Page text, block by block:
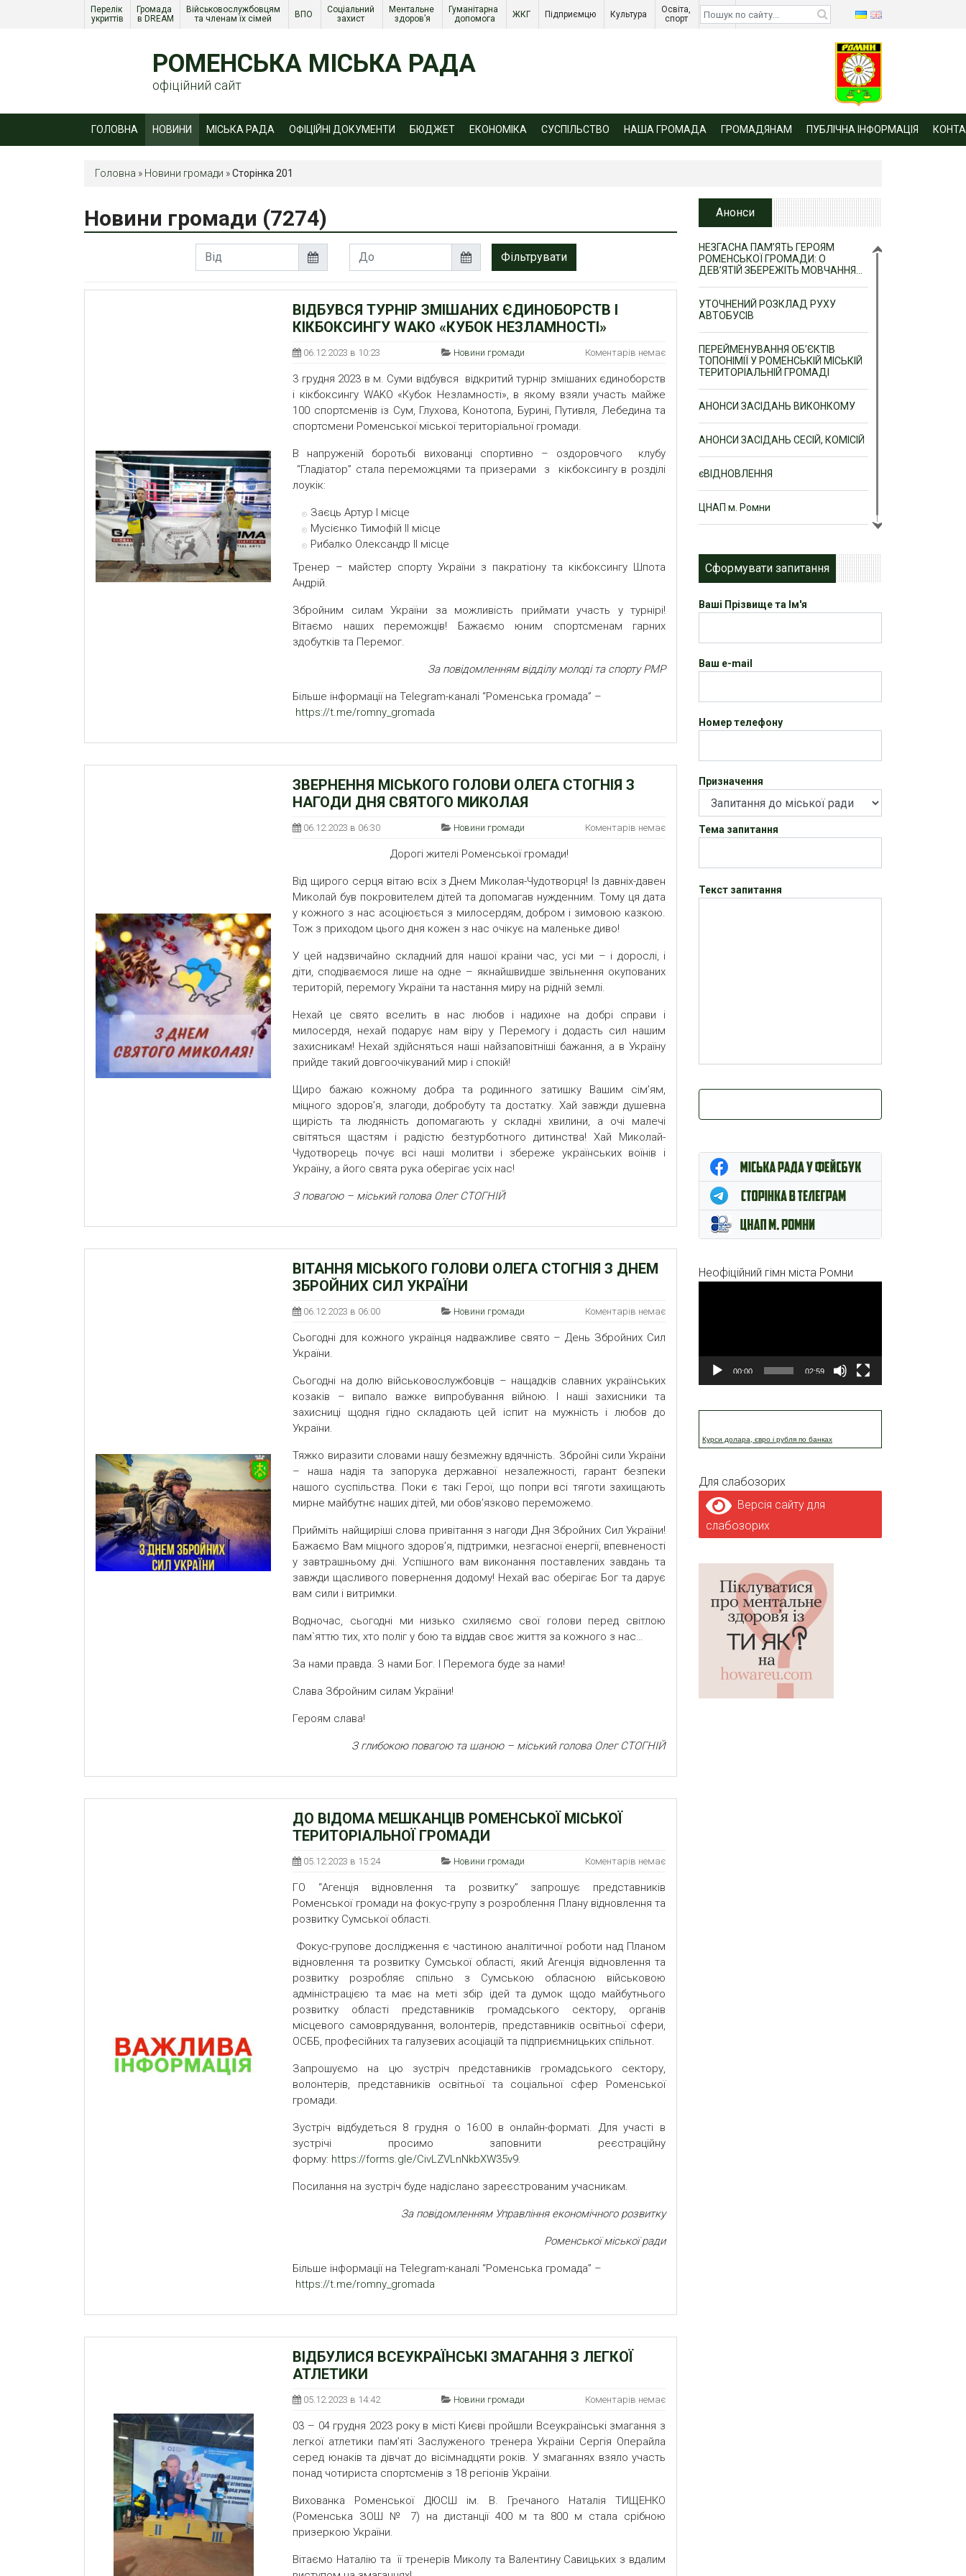
Перелік
укриттів
Громада
в DREAM
Військовослужбовцям
та членам їх сімей
ВПО
Соціальний
захист
Ментальне
здоров’я
Гуманітарна
допомога
ЖКГ Підприємцю Культура
Освіта,
спорт
Діти
війни
РОМЕНСЬКА МІСЬКА РАДА
офіційний сайт
ГОЛОВНА НОВИНИ МІСЬКА РАДА ОФІЦІЙНІ ДОКУМЕНТИ БЮДЖЕТ ЕКОНОМІКА СУСПІЛЬСТВО НАША ГРОМАДА ГРОМАДЯНАМ ПУБЛІЧНА ІНФОРМАЦІЯ
Головна » Новини громади »Сторінка 201
Новини громади (7274)
ВІДБУВСЯ ТУРНІР ЗМІШАНИХ ЄДИНОБОРСТВ І
КІКБОКСИНГУ WAKO «КУБОК НЕЗЛАМНОСТІ»
06.12.2023 в 10:23 Новини громади Коментарів немає
3 грудня 2023 в м. Суми відбувся відкритий турнір змішаних єдиноборств
і кікбоксингу WAKO «Кубок Незламності», в якому взяли участь майже
100 спортсменів із Сум, Глухова, Конотопа, Бурині, Путивля, Лебедина та
спортсмени Роменської міської територіальної громади.
В напруженій боротьбі вихованці спортивно – оздоровчого клубу
“Гладіатор” стала переможцями та призерами з кікбоксингу в розділі
лоукік:
Заєць Артур І місце
Мусієнко Тимофій ІІ місце
Рибалко Олександр ІІ місце
Тренер – майстер спорту України з пакратіону та кікбоксингу Шпота
Андрій.
Збройним силам України за можливість приймати участь у турнірі!
Вітаємо наших переможців! Бажаємо юним спортсменам гарних
здобутків та Перемог.
За повідомленням відділу молоді та спорту РМР
Більше інформації на Telegram-каналі “Роменська громада” –
https://t.me/romny_gromada
ЗВЕРНЕННЯ МІСЬКОГО ГОЛОВИ ОЛЕГА СТОГНІЯ З
НАГОДИ ДНЯ СВЯТОГО МИКОЛАЯ
06.12.2023 в 06:30 Новини громади Коментарів немає
Дорогі жителі Роменської громади!
Від щирого серця вітаю всіх з Днем Миколая-Чудотворця! Із давніх-давен
Миколай був покровителем дітей та допомагав нужденним. Тому ця дата
у кожного з нас асоціюється з милосердям, добром і зимовою казкою.
Тож з приходом цього дня кожен з нас очікує на маленьке диво!
У цей надзвичайно складний для нашої країни час, усі ми – і дорослі, і
діти, сподіваємося лише на одне – якнайшвидше звільнення окупованих
територій, перемогу України та настання миру на рідній землі.
Нехай це свято вселить в нас любов і надихне на добрі справи і
милосердя, нехай подарує нам віру у Перемогу і додасть сил нашим
захисникам! Нехай здійсняться наші найзаповітніші бажання, а в Україну
прийде такий довгоочікуваний мир і спокій!
Щиро бажаю кожному добра та родинного затишку Вашим сім’ям,
міцного здоров’я, злагоди, добробуту та достатку. Хай завжди душевна
щирість та людяність допомагають у складні хвилини, а очі малечі
світяться щастям і радістю безтурботного дитинства! Хай Миколай-
Чудотворець почує всі наші молитви і збереже українських воїнів і
Україну, а його свята рука оберігає усіх нас!
З повагою – міський голова Олег СТОГНІЙ
ВІТАННЯ МІСЬКОГО ГОЛОВИ ОЛЕГА СТОГНІЯ З ДНЕМ
ЗБРОЙНИХ СИЛ УКРАЇНИ
06.12.2023 в 06:00 Новини громади Коментарів немає
Сьогодні для кожного українця надважливе свято – День Збройних Сил
України.
Сьогодні на долю військовослужбовців – нащадків славних українських
козаків – випало важке випробування війною. І наші захисники та
захисниці щодня гідно складають цей іспит на мужність і любов до
України.
Тяжко виразити словами нашу безмежну вдячність. Збройні сили України
– наша надія та запорука державної незалежності, гарант безпеки
нашого суспільства. Поки є такі Герої, що попри всі тяготи захищають
мирне майбутнє наших дітей, ми обов’язково переможемо.
Прийміть найщиріші слова привітання з нагоди Дня Збройних Сил України!
Бажаємо Вам міцного здоров’я, підтримки, незгасної енергії, впевненості
у завтрашньому дні. Успішного вам виконання поставлених завдань та
завжди щасливого повернення додому! Нехай вас оберігає Бог та дарує
вам сили і витримки.
Водночас, сьогодні ми низько схиляємо свої голови перед світлою
пам`яттю тих, хто поліг у бою та віддав своє життя за кожного з нас…
За нами правда. З нами Бог. І Перемога буде за нами!
Слава Збройним силам України!
Героям слава!
З глибокою повагою та шаною – міський голова Олег СТОГНІЙ
ДО ВІДОМА МЕШКАНЦІВ РОМЕНСЬКОЇ МІСЬКОЇ
ТЕРИТОРІАЛЬНОЇ ГРОМАДИ
05.12.2023 в 15:24 Новини громади Коментарів немає
ГО “Агенція відновлення та розвитку” запрошує представників
Роменської громади на фокус-групу з розроблення Плану відновлення та
розвитку Сумської області.
Фокус-групове дослідження є частиною аналітичної роботи над Планом
відновлення та розвитку Сумської області, який Агенція відновлення та
розвитку розробляє спільно з Сумською обласною військовою
адміністрацією та має на меті збір ідей та думок щодо майбутнього
розвитку області представників громадського сектору, органів
місцевого самоврядування, волонтерів, представників освітньої сфери,
ОСББ, професійних та галузевих асоціацій та підприємницьких спільнот.
Запрошуємо на цю зустріч представників громадського сектору,
волонтерів, представників освітньої та соціальної сфер Роменської
громади.
Зустріч відбудеться 8 грудня о 16:00 в онлайн-форматі. Для участі в
зустрічі просимо заповнити реєстраційну
форму: https://forms.gle/CivLZVLnNkbXW35v9.
Посилання на зустріч буде надіслано зареєстрованим учасникам.
За повідомленням Управління економічного розвитку
Роменської міської ради
Більше інформації на Telegram-каналі “Роменська громада” –
https://t.me/romny_gromada
ВІДБУЛИСЯ ВСЕУКРАЇНСЬКІ ЗМАГАННЯ З ЛЕГКОЇ
АТЛЕТИКИ
05.12.2023 в 14:42 Новини громади Коментарів немає
03 – 04 грудня 2023 року в місті Києві пройшли Всеукраїнські змагання з
легкої атлетики пам’яті Заслуженого тренера України Сергія Операйла
серед юнаків та дівчат до вісімнадцяти років. У змаганнях взяло участь
понад чотириста спортсменів з 18 регіонів України.
Вихованка Роменської ДЮСШ ім. В. Гречаного Наталія ТИЩЕНКО
(Роменська ЗОШ № 7) на дистанції 400 м та 800 м стала срібною
призеркою України.
Вітаємо Наталію та її тренерів Миколу та Валентину Савицьких з вдалим
Анонси
НЕЗГАСНА ПАМ’ЯТЬ ГЕРОЯМ
РОМЕНСЬКОЇ ГРОМАДИ: О
ДЕВ’ЯТІЙ ЗБЕРЕЖІТЬ МОВЧАННЯ…
УТОЧНЕНИЙ РОЗКЛАД РУХУ
АВТОБУСІВ
ПЕРЕЙМЕНУВАННЯ ОБ’ЄКТІВ
ТОПОНІМІЇ У РОМЕНСЬКІЙ МІСЬКІЙ
ТЕРИТОРІАЛЬНІЙ ГРОМАДІ
АНОНСИ ЗАСІДАНЬ ВИКОНКОМУ
АНОНСИ ЗАСІДАНЬ СЕСІЙ, КОМІСІЙ
єВІДНОВЛЕННЯ
ЦНАП м. Ромни
Сформувати запитання
Ваші Прізвище та Ім'я
Ваш e-mail
Номер телефону
Призначення
Тема запитання
Текст запитання
Неофіційний гімн міста Ромни
00:00 02:59
Курси долара, євро і рубля по банках
Для слабозорих
Версія сайту для
слабозорих